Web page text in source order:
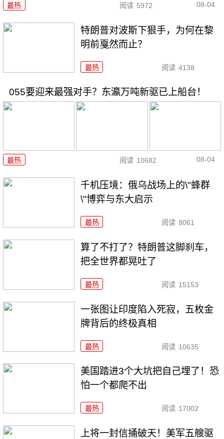
最热 阅读 5972 08-04
特朗普对波斯下狠手，为何在黎
明前戛然而止？
最热 阅读 4138
055要迎来最强对手？东瀛万吨新驱已上船台！
最热 阅读 10682 08-04
千机压境：俄乌战场上的\"蜂群
\"博弈与东大启示
最热 阅读 8061
算了不打了？特朗普这脚刹车，
把全世界都晃吐了
最热 阅读 15153
一张图让印度陷入死寂，五枚金
牌背后的终极真相
最热 阅读 10635
美国踏进3个大坑把自己埋了！恐
怕一个都爬不出
最热 阅读 17002
上将一封信捅破天！美军五艘驱